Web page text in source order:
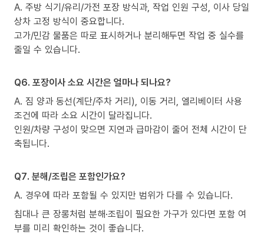
A. 주방 식기/유리/가전 포장 방식과, 작업 인원 구성, 이사 당일
상차 고정 방식이 중요합니다.
고가/민감 물품은 따로 표시하거나 분리해두면 작업 중 실수를
줄일 수 있습니다.
Q6. 포장이사 소요 시간은 얼마나 되나요?
A. 짐 양과 동선(계단/주차 거리), 이동 거리, 엘리베이터 사용
조건에 따라 소요 시간이 달라집니다.
인원/차량 구성이 맞으면 지연과 급마감이 줄어 전체 시간이 단
축됩니다.
Q7. 분해/조립은 포함인가요?
A. 경우에 따라 포함될 수 있지만 범위가 다를 수 있습니다.
침대나 큰 장롱처럼 분해·조립이 필요한 가구가 있다면 포함 여
부를 미리 확인하는 것이 좋습니다.